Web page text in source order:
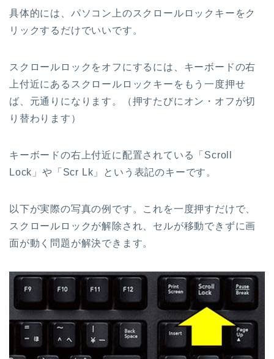
具体的には、パソコン上のスクロールロックキーをク
リックするだけでいいです。
スクロールロックをオフにするには、キーボードの右
上付近にあるスクロールロックキーをもう一度押せ
ば、元通りになります。（押すたびにオン・オフが切
り替わります）
キーボードの右上付近に配置されている「Scroll
Lock」や「Scr Lk」という表記のキーです。
以下が実際の写真の例です。これを一度押すだけで、
スクロールロックが解除され、セルが移動できずに画
面が動く問題が解決できます。